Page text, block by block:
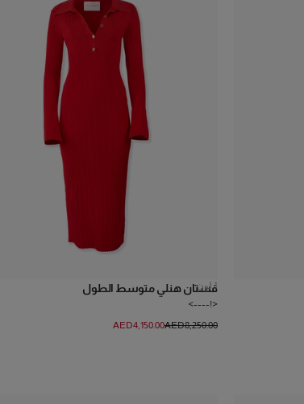
فستان هنلي متوسط الطول
<!---->
1 لون
AED‌8,250.00
AED‌4,150.00